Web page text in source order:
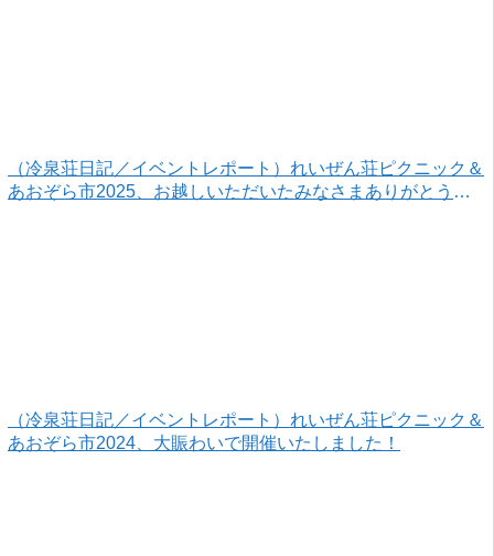
（冷泉荘日記／イベントレポート）れいぜん荘ピクニック＆
あおぞら市2025、お越しいただいたみなさまありがとうご
（冷泉荘日記／イベントレポート）れいぜん荘ピクニック＆
あおぞら市2024、大賑わいで開催いたしました！